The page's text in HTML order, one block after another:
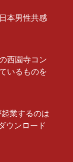
本男性共感
西園寺コン
いるものを
業するのは
ウンロード